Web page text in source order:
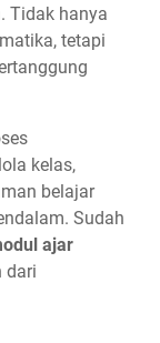
Tidak hanya
tetapi
kelas,
belajar
Sudah
ajar
dari